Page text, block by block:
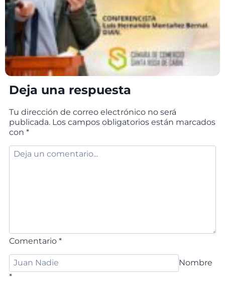
Deja una respuesta
Tu dirección de correo electrónico no será
publicada. Los campos obligatorios están marcados
con *
Comentario *
Nombre
*